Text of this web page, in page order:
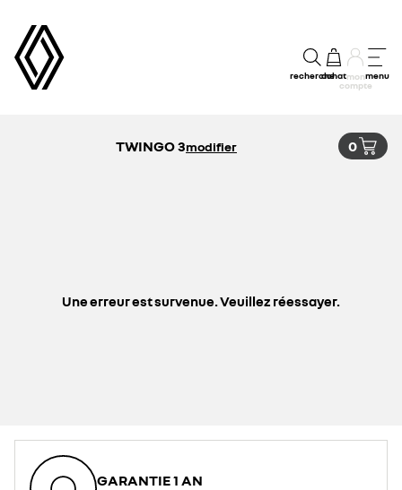
rechercheachatmon
compte
menu
TWINGO 3modifier 0
Une erreur est survenue. Veuillez réessayer.
GARANTIE 1 AN